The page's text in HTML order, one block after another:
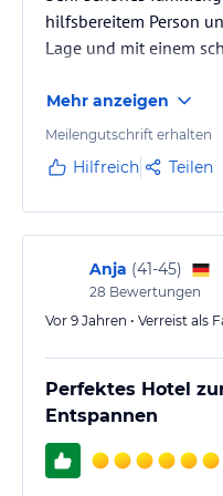
hilfsbereitem Person
Lage und mit einem
Mehr anzeigen
Meilengutschrift erhalten
Hilfreich Teilen
Anja (41-45)
28 Bewertungen
Vor 9 Jahren • Verreist als
Perfektes Hotel
Entspannen